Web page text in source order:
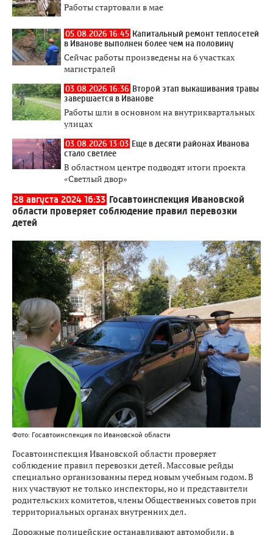
Работы стартовали в мае
05.08.2026 16:45 Капитальный ремонт теплосетей
в Иванове выполнен более чем на половину
Сейчас работы произведены на 6 участках
магистралей
03.08.2026 16:36 Второй этап выкашивания травы
завершается в Иванове
Работы шли в основном на внутриквартальных
улицах
03.08.2026 13:03 Еще в десяти районах Иванова
стало светлее
В областном центре подводят итоги проекта
«Светлый двор»
28 августа 2024 16:33 Госавтоинспекция Ивановской
области проверяет соблюдение правил перевозки
детей
Фото: Госавтоинспекция по Ивановской области
Госавтоинспекция Ивановской области проверяет
соблюдение правил перевозки детей. Массовые рейды
специально организованны перед новым учебным годом. В
них участвуют не только инспекторы, но и представители
родительских комитетов, члены Общественных советов при
территориальных органах внутренних дел.
Дорожные полицейские останавливают автомобили, в